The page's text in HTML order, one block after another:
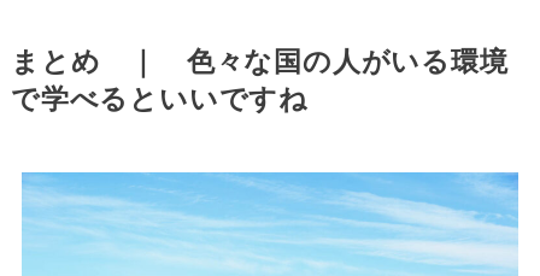
まとめ ｜ 色々な国の人がいる環境
で学べるといいですね